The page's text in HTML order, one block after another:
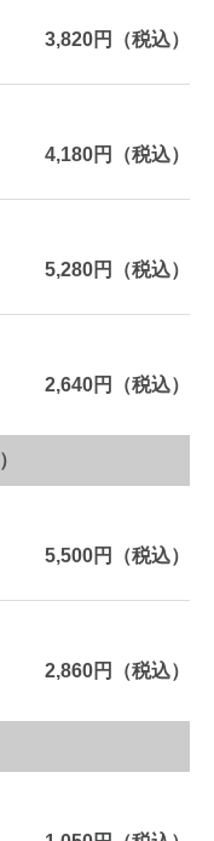
3,820円（税込）
4,180円（税込）
5,280円（税込）
2,640円（税込）
5,500円（税込）
2,860円（税込）